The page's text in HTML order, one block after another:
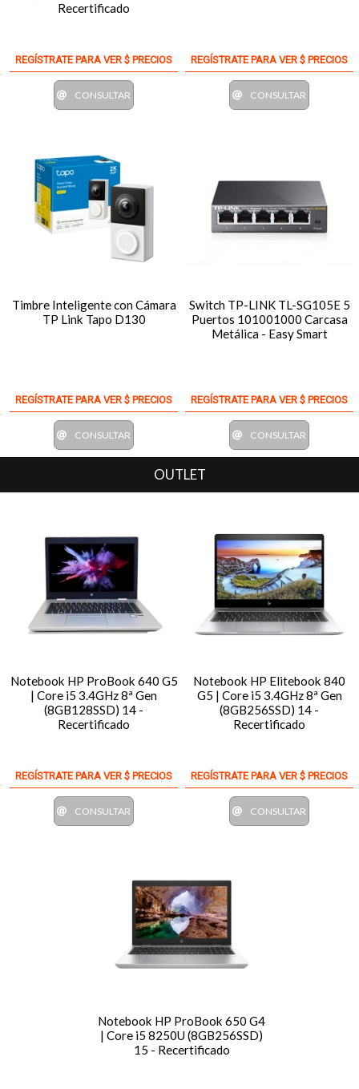
Recertificado
REGÍSTRATE PARA VER $ PRECIOS
CONSULTAR
REGÍSTRATE PARA VER $ PRECIOS
CONSULTAR
Timbre Inteligente con Cámara
TP Link Tapo D130
REGÍSTRATE PARA VER $ PRECIOS
CONSULTAR
Switch TP-LINK TL-SG105E 5
Puertos 101001000 Carcasa
Metálica - Easy Smart
REGÍSTRATE PARA VER $ PRECIOS
CONSULTAR
OUTLET
Notebook HP ProBook 640 G5
| Core i5 3.4GHz 8ª Gen
(8GB128SSD) 14 -
Recertificado
REGÍSTRATE PARA VER $ PRECIOS
CONSULTAR
Notebook HP Elitebook 840
G5 | Core i5 3.4GHz 8ª Gen
(8GB256SSD) 14 -
Recertificado
REGÍSTRATE PARA VER $ PRECIOS
CONSULTAR
Notebook HP ProBook 650 G4
| Core i5 8250U (8GB256SSD)
15 - Recertificado